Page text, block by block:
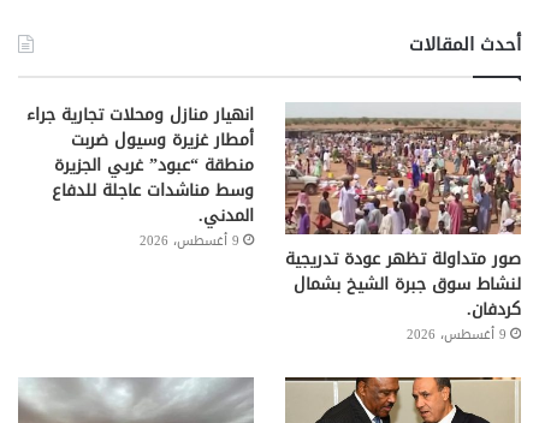
أحدث المقالات
صور متداولة تظهر عودة تدريجية
لنشاط سوق جبرة الشيخ بشمال
كردفان.
9 أغسطس، 2026
انهيار منازل ومحلات تجارية جراء
أمطار غزيرة وسيول ضربت
منطقة “عبود” غربي الجزيرة
وسط مناشدات عاجلة للدفاع
المدني.
9 أغسطس، 2026